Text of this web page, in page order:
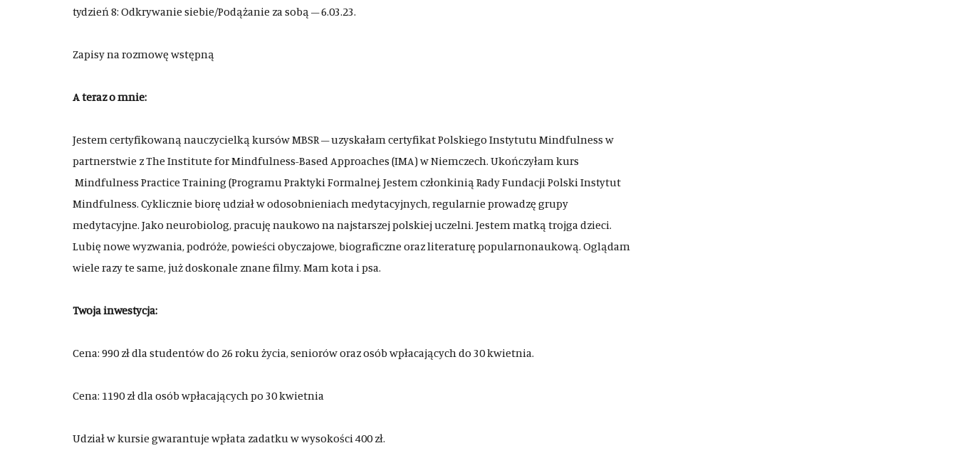
tydzień 8: Odkrywanie siebie/Podążanie za sobą – 6.03.23.
Zapisy na rozmowę wstępną
A teraz o mnie:
Jestem certyfikowaną nauczycielką kursów MBSR – uzyskałam certyfikat Polskiego Instytutu Mindfulness w
partnerstwie z The Institute for Mindfulness-Based Approaches (IMA) w Niemczech. Ukończyłam kurs
Mindfulness Practice Training (Programu Praktyki Formalnej. Jestem członkinią Rady Fundacji Polski Instytut
Mindfulness. Cyklicznie biorę udział w odosobnieniach medytacyjnych, regularnie prowadzę grupy
medytacyjne. Jako neurobiolog, pracuję naukowo na najstarszej polskiej uczelni. Jestem matką trojga dzieci.
Lubię nowe wyzwania, podróże, powieści obyczajowe, biograficzne oraz literaturę popularnonaukową. Oglądam
wiele razy te same, już doskonale znane filmy. Mam kota i psa.
Twoja inwestycja:
Cena: 990 zł dla studentów do 26 roku życia, seniorów oraz osób wpłacających do 30 kwietnia.
Cena: 1190 zł dla osób wpłacających po 30 kwietnia
Udział w kursie gwarantuje wpłata zadatku w wysokości 400 zł.